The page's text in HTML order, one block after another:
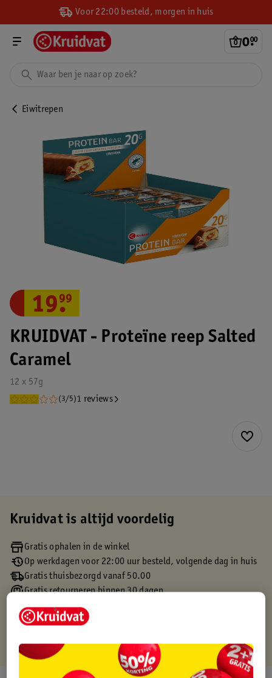
Voor 22:00 besteld, morgen in huis
0.
00
Eiwitrepen
KRUIDVAT - Proteïne reep Salted
Caramel
12 x 57g
(3/5)1 reviews
19.
99
Kruidvat is altijd voordelig
Gratis ophalen in de winkel
Op werkdagen voor 22:00 uur besteld, volgende dag in huis
Gratis thuisbezorgd vanaf 50.00
Gratis retourneren binnen 30 dagen
Gratis punten met je Kruidvat kaart